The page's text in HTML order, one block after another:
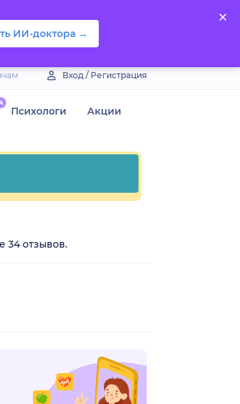
ИИ-доктора →
Вход / Регистрация
Психологи Акции
34 отзывов.